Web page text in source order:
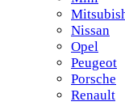
Nissan
Opel
Peugeot
Porsche
Renault